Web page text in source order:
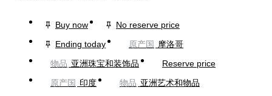
Buy now
No reserve price
Ending today
原产国 摩洛哥
物品 亚洲珠宝和装饰品
Reserve price
原产国 印度 物品 亚洲艺术和物品